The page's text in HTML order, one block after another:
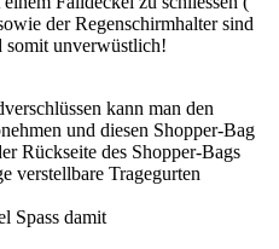
der Regenschirmhalter sind
somit unverwüstlich!
kann man den
und diesen Shopper-Bag
Rückseite des Shopper-Bags
verstellbare Tragegurten
Spass damit